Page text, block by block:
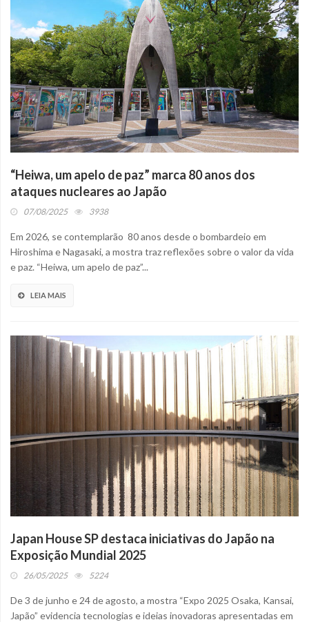
“Heiwa, um apelo de paz” marca 80 anos dos
ataques nucleares ao Japão
07/08/2025 3938
Em 2026, se contemplarão 80 anos desde o bombardeio em
Hiroshima e Nagasaki, a mostra traz reflexões sobre o valor da vida
e paz. “Heiwa, um apelo de paz”...
LEIA MAIS
Japan House SP destaca iniciativas do Japão na
Exposição Mundial 2025
26/05/2025 5224
De 3 de junho e 24 de agosto, a mostra “Expo 2025 Osaka, Kansai,
Japão” evidencia tecnologias e ideias inovadoras apresentadas em